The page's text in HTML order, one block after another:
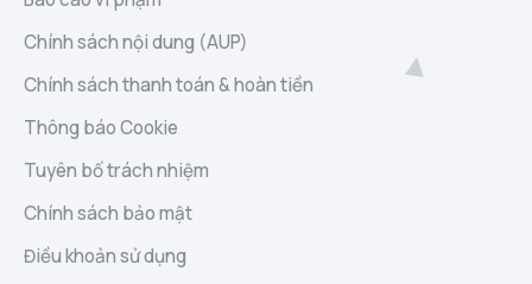
Chính sách nội dung (AUP)
Chính sách thanh toán & hoàn tiền
Thông báo Cookie
Tuyên bố trách nhiệm
Chính sách bảo mật
Điều khoản sử dụng